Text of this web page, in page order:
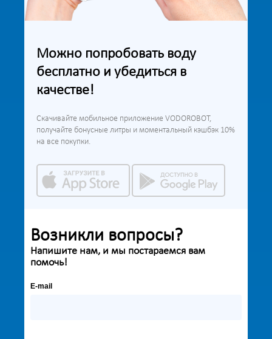
Можно попробовать воду
бесплатно и убедиться в
качестве!
Скачивайте мобильное приложение VODOROBOT,
получайте бонусные литры и моментальный кэшбэк 10%
на все покупки.
Возникли вопросы?
Напишите нам, и мы постараемся вам
помочь!
E-mail